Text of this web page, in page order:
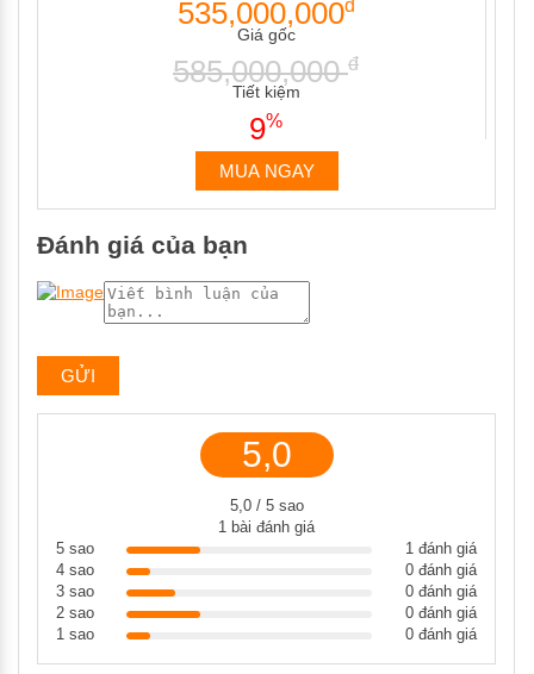
535,000,000đ
Giá gốc
585,000,000đ
Tiết kiệm
9%
MUA NGAY
Đánh giá của bạn
5,0
5,0 / 5 sao
1 bài đánh giá
5 sao
4 sao
3 sao
2 sao
1 sao
1 đánh giá
0 đánh giá
0 đánh giá
0 đánh giá
0 đánh giá